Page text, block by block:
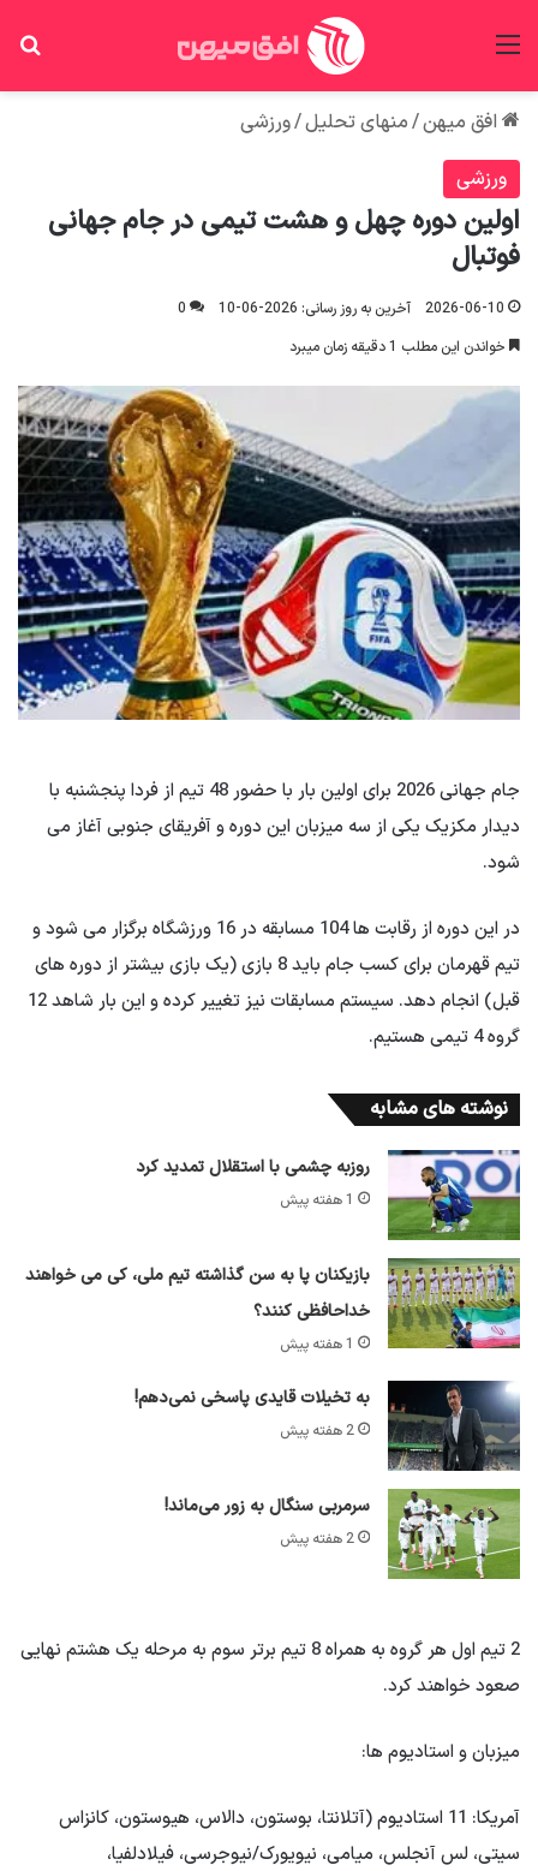
افق میهن/منهای تحلیل/ورزشی
ورزشی
اولین دوره چهل و هشت تیمی در جام جهانی
فوتبال
2026-06-10 آخرین به روز رسانی: 2026-06-10
0
خواندن این مطلب 1 دقیقه زمان میبرد
جام جهانی 2026 برای اولین بار با حضور 48 تیم از فردا پنجشنبه با
دیدار مکزیک یکی از سه میزبان این دوره و آفریقای جنوبی آغاز می
شود.
در این دوره از رقابت ها 104 مسابقه در 16 ورزشگاه برگزار می شود و
تیم قهرمان برای کسب جام باید 8 بازی (یک بازی بیشتر از دوره های
قبل) انجام دهد. سیستم مسابقات نیز تغییر کرده و این بار شاهد 12
گروه 4 تیمی هستیم.
نوشته های مشابه
روزبه چشمی با استقلال تمدید کرد
1 هفته پیش
بازیکنان پا به سن گذاشته تیم ملی، کی می خواهند
خداحافظی کنند؟
1 هفته پیش
به تخیلات قایدی پاسخی نمی‌دهم!
2 هفته پیش
سرمربی سنگال به زور می‌ماند!
2 هفته پیش
2 تیم اول هر گروه به همراه 8 تیم برتر سوم به مرحله یک هشتم نهایی
صعود خواهند کرد.
میزبان و استادیوم ها:
آمریکا: 11 استادیوم (آتلانتا، بوستون، دالاس، هیوستون، کانزاس
سیتی، لس آنجلس، میامی، نیویورک/نیوجرسی، فیلادلفیا،